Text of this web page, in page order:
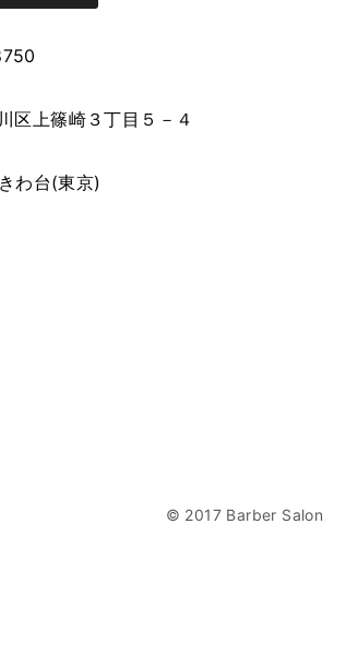
区上篠崎３丁目５－４
わ台(東京)
© 2017 Barber Salon